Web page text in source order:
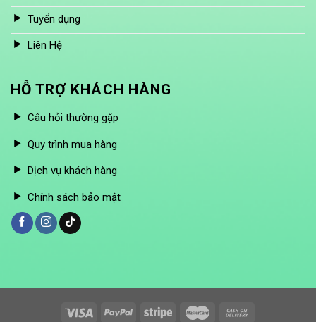
Tuyển dụng
Liên Hệ
HỖ TRỢ KHÁCH HÀNG
Câu hỏi thường gặp
Quy trình mua hàng
Dịch vụ khách hàng
Chính sách bảo mật